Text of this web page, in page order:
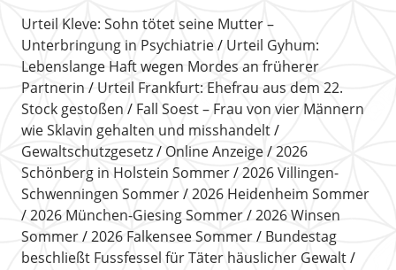
Urteil Kleve: Sohn tötet seine Mutter –
Unterbringung in Psychiatrie
Urteil Gyhum:
Lebenslange Haft wegen Mordes an früherer
Partnerin
Urteil Frankfurt: Ehefrau aus dem 22.
Stock gestoßen
Fall Soest – Frau von vier Männern
wie Sklavin gehalten und misshandelt
Gewaltschutzgesetz
Online Anzeige
2026
Schönberg in Holstein Sommer
2026 Villingen-
Schwenningen Sommer
2026 Heidenheim Sommer
2026 München-Giesing Sommer
2026 Winsen
Sommer
2026 Falkensee Sommer
Bundestag
beschließt Fussfessel für Täter häuslicher Gewalt